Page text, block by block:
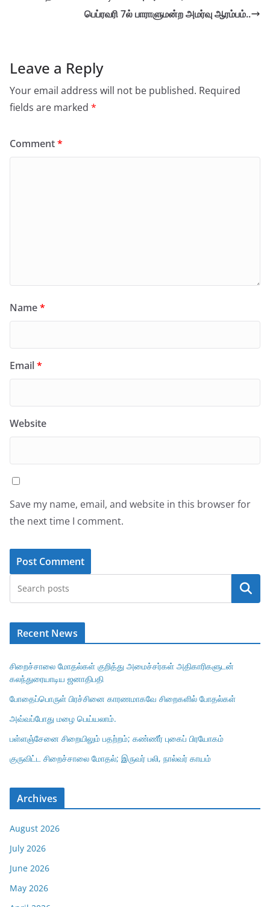
பெப்ரவரி 7ல் பாராளுமன்ற அமர்வு ஆரம்பம்..
Leave a Reply
Your email address will not be published. Required
fields are marked *
Comment*
Name*
Email*
Website
Save my name, email, and website in this browser for
the next time I comment.
Search
Recent News
சிறைச்சாலை மோதல்கள் குறித்து அமைச்சர்கள் அதிகாரிகளுடன்
கலந்துரையாடிய ஜனாதிபதி
போதைப்பொருள் பிரச்சினை காரணமாகவே சிறைகளில் போதல்கள்
அவ்வப்போது மழை பெய்யலாம்.
பள்ளஞ்சேனை சிறையிலும் பதற்றம்; கண்ணீர் புகைப் பிரயோகம்
குருவிட்ட சிறைச்சாலை மோதல்; இருவர் பலி, நால்வர் காயம்
Archives
August 2026
July 2026
June 2026
May 2026